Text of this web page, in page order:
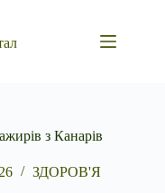
з Канарів
ЗДОРОВ'Я